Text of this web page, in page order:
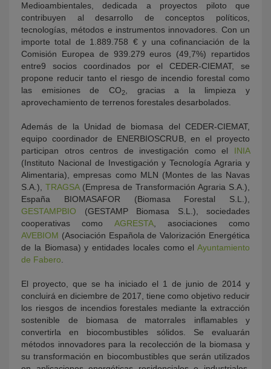
Medioambientales, dedicada a proyectos piloto que
contribuyen al desarrollo de conceptos políticos,
tecnologías, métodos e instrumentos innovadores. Con un
importe total de 1.889.758 € y una cofinanciación de la
Comisión Europea de 939.279 euros (49,7%) repartidos
entre9 socios coordinados por el CEDER-CIEMAT, se
propone reducir tanto el riesgo de incendio forestal como
las emisiones de CO2, gracias a la limpieza y
aprovechamiento de terrenos forestales desarbolados.
Además de la Unidad de biomasa del CEDER-CIEMAT,
equipo coordinador de ENERBIOSCRUB, en el proyecto
participan otros centros de investigación como el INIA
(Instituto Nacional de Investigación y Tecnología Agraria y
Alimentaria), empresas como MLN (Montes de las Navas
S.A.),
TRAGSA(Empresa de Transformación Agraria S.A.),
España BIOMASAFOR (Biomasa Forestal S.L.),
GESTAMPBIO (GESTAMP Biomasa S.L.), sociedades
cooperativas como AGRESTA, asociaciones como
AVEBIOM (Asociación Española de Valorización Energética
de la Biomasa) y entidades locales como el Ayuntamiento
de Fabero
El proyecto, que se ha iniciado el 1 de junio de 2014 y
concluirá en diciembre de 2017, tiene como objetivo reducir
los riesgos de incendios forestales mediante la extracción
sostenible de biomasa de matorrales inflamables y
convertirla en biocombustibles sólidos. Se evaluarán
métodos innovadores para la recolección de la biomasa y
su transformación en biocombustibles que serán utilizados